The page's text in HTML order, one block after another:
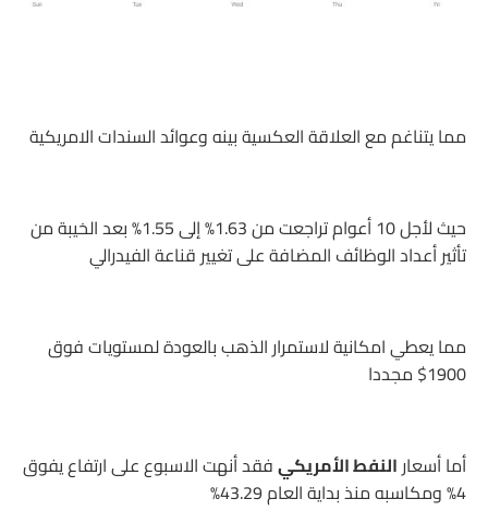
مما يتناغم مع العلاقة العكسية بينه وعوائد السندات الامريكية
حيث لأجل 10 أعوام تراجعت من 1.63% إلى 1.55% بعد الخيبة من
تأثير أعداد الوظائف المضافة على تغيير قناعة الفيدرالي
مما يعطي امكانية لاستمرار الذهب بالعودة لمستويات فوق
1900$ مجددا
أما أسعارالنفط الأمريكيفقد أنهت الاسبوع على ارتفاع يفوق
4% ومكاسبه منذ بداية العام 43.29%